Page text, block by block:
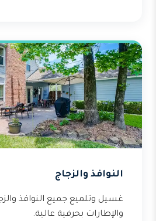
النوافذ والزجاج
غسيل وتلميع جميع النوافذ
والإطارات بحرفية عالية.